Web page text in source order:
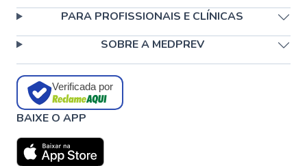
PARA PROFISSIONAIS E CLÍNICAS
SOBRE A MEDPREV
Verificada por
BAIXE O APP